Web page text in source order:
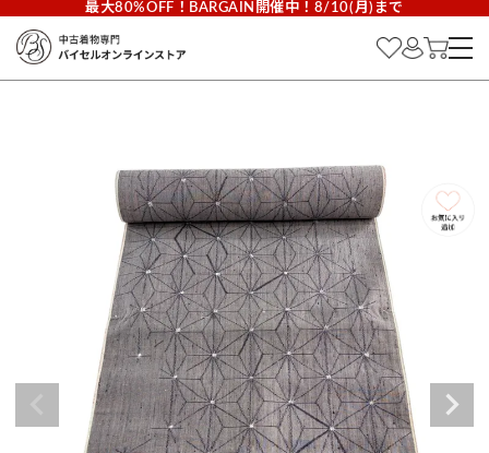
最大80%OFF！BARGAIN開催中！8/10(月)まで